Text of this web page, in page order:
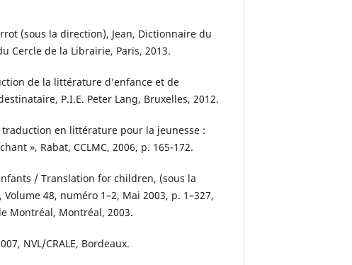
(sous la direction), Jean, Dictionnaire du
Cercle de la Librairie, Paris, 2013.
de la littérature d’enfance et de
P.I.E. Peter Lang, Bruxelles, 2012.
traduction en littérature pour la jeunesse :
», Rabat, CCLMC, 2006, p. 165-172.
/ Translation for children, (sous la
48, numéro 1–2, Mai 2003, p. 1–327,
Montréal, Montréal, 2003.
NVL/CRALE, Bordeaux.